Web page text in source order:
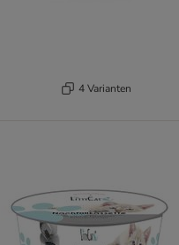
4 Varianten